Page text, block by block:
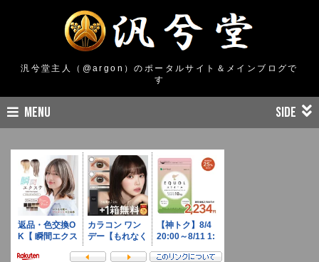
汎兮堂主人（@argon）のポータルサイト＆メインブログで
す
MENU SIDE